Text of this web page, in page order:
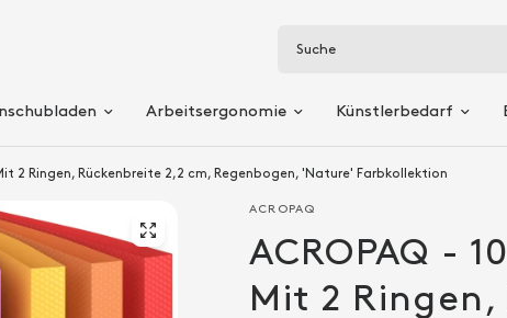
Arbeitsergonomie Künstlerbedarf
2 Ringen, Rückenbreite 2,2 cm, Regenbogen, 'Nature' Farbkollektion
ACROPAQ
ACROPAQ -
Mit 2